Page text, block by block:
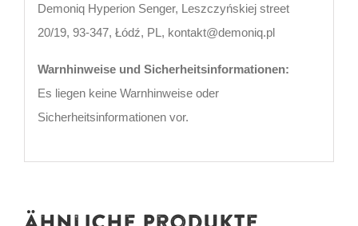
Demoniq Hyperion Senger, Leszczyńskiej street
20/19, 93-347, Łódź, PL, kontakt@demoniq.pl
Warnhinweise und Sicherheitsinformationen:
Es liegen keine Warnhinweise oder
Sicherheitsinformationen vor.